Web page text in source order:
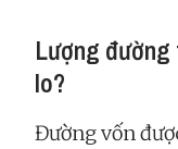
Lượng
lo?
Đường vốn